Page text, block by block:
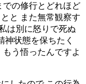
での修行とどれほど
と また無常観察す
は別に怒りで死ぬ
神状態を保ちたく
う悟ったんですよ